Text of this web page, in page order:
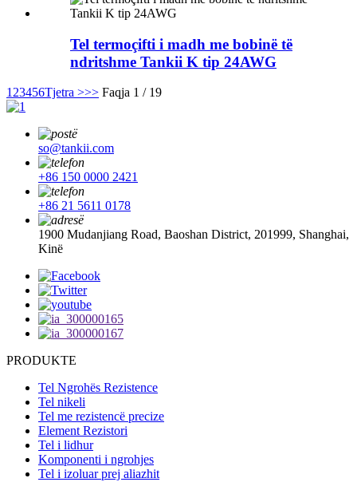
Tel termoçifti i madh me bobinë të
ndritshme Tankii K tip 24AWG
1 23456Tjetra >>> Faqja 1 / 19
so@tankii.com
+86 150 0000 2421
+86 21 5611 0178
1900 Mudanjiang Road, Baoshan District, 201999, Shanghai,
Kinë
PRODUKTE
Tel Ngrohës Rezistence
Tel nikeli
Tel me rezistencë precize
Element Rezistori
Tel i lidhur
Komponenti i ngrohjes
Tel i izoluar prej aliazhit